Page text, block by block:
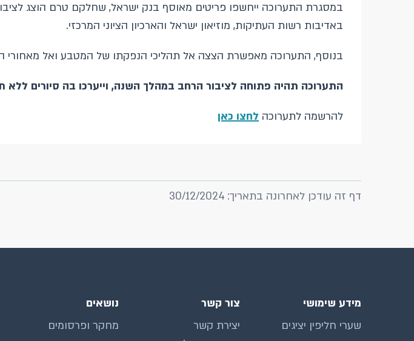
במסגרת התערוכה ייחשפו פריטים מאוסף בנק ישראל, שחלקם טרם הוצג לציבור.
באדיבות רשות העתיקות, מוזיאון ישראל והארכיון הציוני המרכזי.
בנוסף, התערוכה מאפשרת הצצה אל תהליכי הנפקתו של המטבע ואל מאחורי
התערוכה תהיה פתוחה לציבור הרחב במהלך השנה, וייערכו בה סיורים ללא
להרשמה לתערוכה לחצו כאן
דף זה עודכן לאחרונה בתאריך: 30/12/2024
מידע שימושי
שערי חליפין יציגים
צור קשר
יצירת קשר
נושאים
מחקר ופרסומים